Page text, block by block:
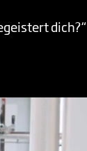
dich?“